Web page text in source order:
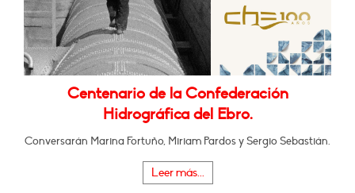
Centenario de la Confederación
Hidrográfica del Ebro.
Conversarán Marina Fortuño, Miriam Pardos y Sergio Sebastián.
Leer más...